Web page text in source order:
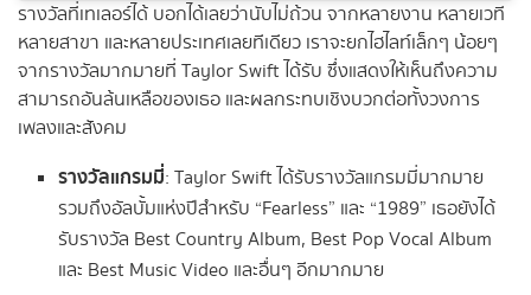
รางวัลที่เทเลอร์ได้ บอกได้เลยว่านับไม่ถ้วน จากหลายงาน หลายเวที
หลายสาขา และหลายประเทศเลยทีเดียว เราจะยกไฮไลท์เล็กๆ น้อยๆ
จากรางวัลมากมายที่ Taylor Swift ได้รับ ซึ่งแสดงให้เห็นถึงความ
สามารถอันล้นเหลือของเธอ และผลกระทบเชิงบวกต่อทั้งวงการ
เพลงและสังคม
รางวัลแกรมมี่: Taylor Swift ได้รับรางวัลแกรมมี่มากมาย
รวมถึงอัลบั้มแห่งปีสำหรับ “Fearless” และ “1989” เธอยังได้
รับรางวัล Best Country Album, Best Pop Vocal Album
และ Best Music Video และอื่นๆ อีกมากมาย